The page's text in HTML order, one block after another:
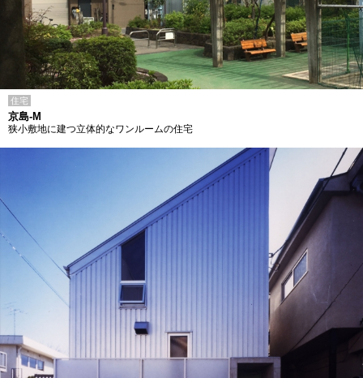
住宅
京島-M
狭小敷地に建つ立体的なワンルームの住宅